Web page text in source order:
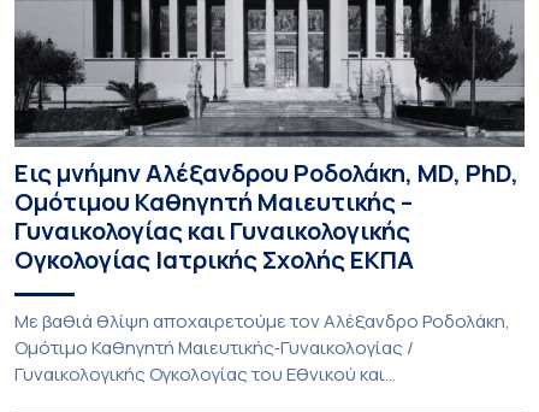
Εις μνήμην Αλέξανδρου Ροδολάκη, MD, PhD,
Ομότιμου Καθηγητή Μαιευτικής –
Γυναικολογίας και Γυναικολογικής
Ογκολογίας Ιατρικής Σχολής ΕΚΠΑ
Με βαθιά θλίψη αποχαιρετούμε τον Αλέξανδρο Ροδολάκη,
Ομότιμο Καθηγητή Μαιευτικής‑Γυναικολογίας /
Γυναικολογικής Ογκολογίας του Εθνικού και